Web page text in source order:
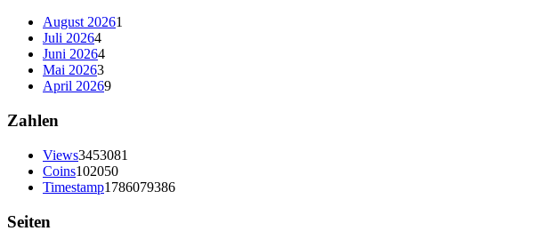
August 20261
Juli 20264
Juni 20264
Mai 20263
April 20269
Zahlen
Views3453081
Coins102050
Timestamp1786079386
Seiten